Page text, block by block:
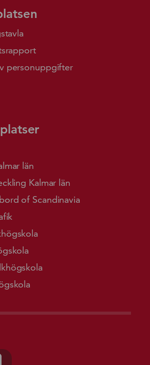
personuppgifter
län
Kalmar län
of Scandinavia
oss på, Linkedin